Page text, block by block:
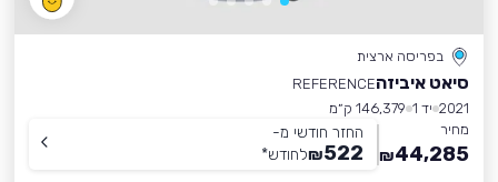
בפריסה ארצית
סיאט איביזהREFERENCE
2021 יד 1
146,379 ק״מ
מחיר
44,285
₪
החזר חודשי מ-
522
₪לחודש*